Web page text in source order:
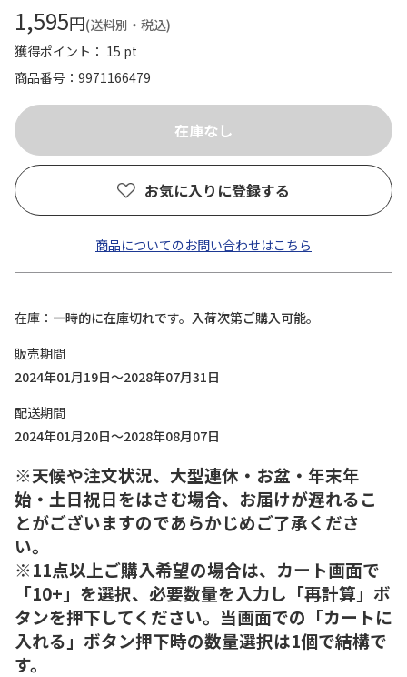
1,595円(送料別・税込)
獲得ポイント： 15 pt
商品番号
9971166479
お気に入りに登録する
商品についてのお問い合わせはこちら
在庫
一時的に在庫切れです。入荷次第ご購入可能。
販売期間
2024年01月19日～2028年07月31日
配送期間
2024年01月20日～2028年08月07日
※天候や注文状況、大型連休・お盆・年末年
始・土日祝日をはさむ場合、お届けが遅れるこ
とがございますのであらかじめご了承くださ
い。
※11点以上ご購入希望の場合は、カート画面で
「10+」を選択、必要数量を入力し「再計算」ボ
タンを押下してください。当画面での「カートに
入れる」ボタン押下時の数量選択は1個で結構で
す。